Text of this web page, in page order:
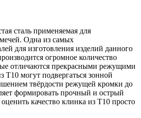
сталь применяемая для
Одна из самых
для изготовления изделий данного
огромное количество
отличаются прекрасными режущими
T10 могут подвергаться зонной
твёрдости режущей кромки до
формировать прочный и острый
качество клинка из T10 просто